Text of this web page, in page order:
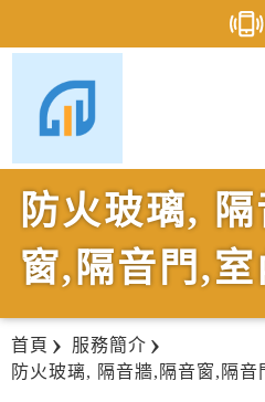
防火玻璃,
窗,隔音門,
首頁
服務簡介
防火玻璃, 隔音牆,隔音窗,隔音